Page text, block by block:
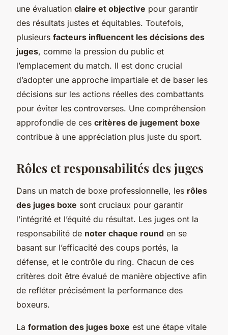
une évaluation claire et objective pour garantir
des résultats justes et équitables. Toutefois,
plusieurs facteurs influencent les décisions des
juges, comme la pression du public et
l’emplacement du match. Il est donc crucial
d’adopter une approche impartiale et de baser les
décisions sur les actions réelles des combattants
pour éviter les controverses. Une compréhension
approfondie de ces critères de jugement boxe
contribue à une appréciation plus juste du sport.
Rôles et responsabilités des juges
Dans un match de boxe professionnelle, les rôles
des juges boxe sont cruciaux pour garantir
l’intégrité et l’équité du résultat. Les juges ont la
responsabilité de noter chaque round en se
basant sur l’efficacité des coups portés, la
défense, et le contrôle du ring. Chacun de ces
critères doit être évalué de manière objective afin
de refléter précisément la performance des
boxeurs.
La formation des juges boxe est une étape vitale